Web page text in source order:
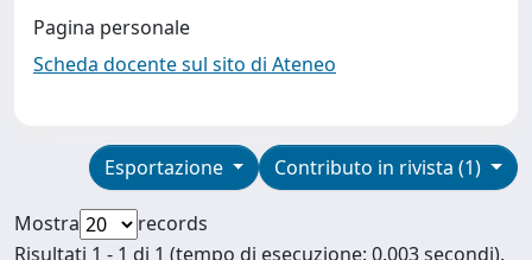
Pagina personale
Scheda docente sul sito di Ateneo
Contributo in rivista (1)
Esportazione
Mostra
records
Risultati 1 - 1 di 1 (tempo di esecuzione: 0.003 secondi).